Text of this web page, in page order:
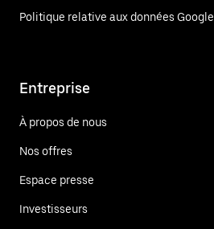
Politique relative aux données Google
Entreprise
À propos de nous
Nos offres
Espace presse
Investisseurs